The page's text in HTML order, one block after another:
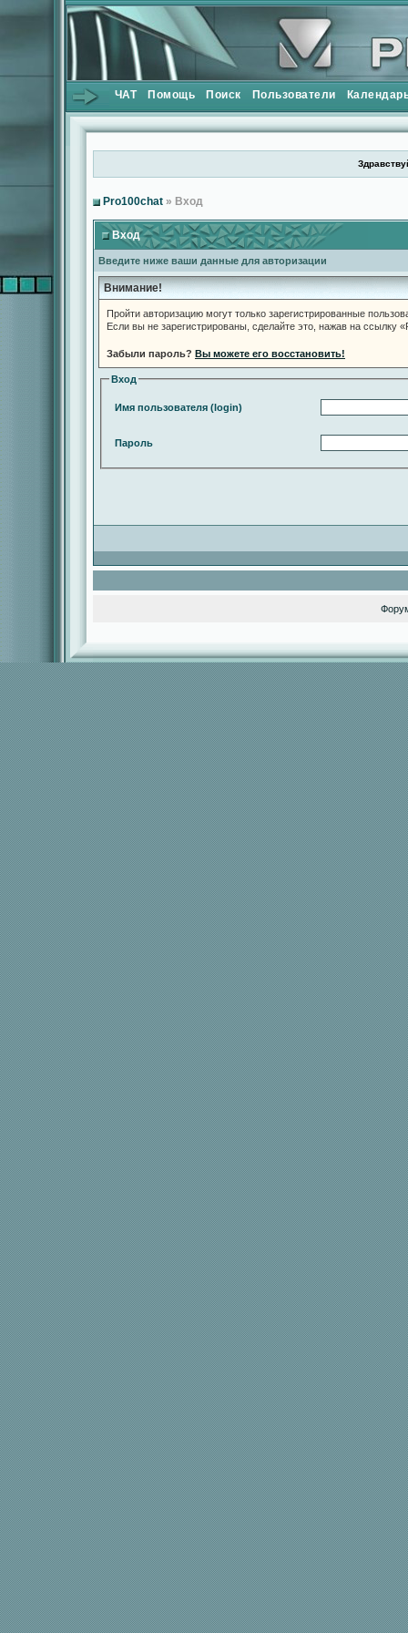
ЧАТ Помощь Поиск Пользователи
Pro100chat » Вход
Вход
Введите ниже ваши данные для авторизации
Внимание!
Пройти авторизацию могут только зарегистрированные
Если вы не зарегистрированы, сделайте это, нажав на ссылку
Забыли пароль? Вы можете его восстановить!
Вход
Имя пользователя (login)
Пароль